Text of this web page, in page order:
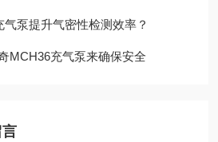
泵提升气密性检测效率？
MCH36充气泵来确保安全